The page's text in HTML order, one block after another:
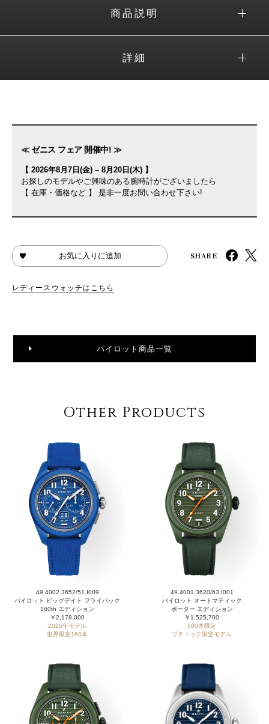
商品説明
詳細
≪ ゼニス フェア 開催中! ≫
【 2026年8月7日(金) – 8月20日(木) 】
お探しのモデルやご興味のある腕時計がございましたら
【 在庫・価格など 】 是非一度お問い合わせ下さい!
お気に入りに追加 SHARE
レディースウォッチはこちら
パイロット商品一覧
Other Products
49.4002.3652/51.I009
パイロット ビッグデイト フライバック
160th エディション
￥2,178,000
2025年モデル
世界限定160本
49.4001.3620/63.I001
パイロット オートマティック
ポーター エディション
￥1,525,700
500本限定
ブティック限定モデル